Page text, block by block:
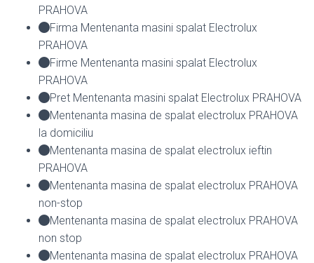
PRAHOVA
Firma Mentenanta masini spalat Electrolux
PRAHOVA
Firme Mentenanta masini spalat Electrolux
PRAHOVA
Pret Mentenanta masini spalat Electrolux PRAHOVA
Mentenanta masina de spalat electrolux PRAHOVA
la domiciliu
Mentenanta masina de spalat electrolux ieftin
PRAHOVA
Mentenanta masina de spalat electrolux PRAHOVA
non-stop
Mentenanta masina de spalat electrolux PRAHOVA
non stop
Mentenanta masina de spalat electrolux PRAHOVA